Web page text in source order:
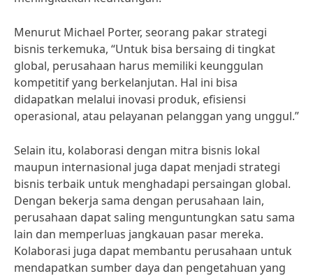
Menurut Michael Porter, seorang pakar strategi
bisnis terkemuka, “Untuk bisa bersaing di tingkat
global, perusahaan harus memiliki keunggulan
kompetitif yang berkelanjutan. Hal ini bisa
didapatkan melalui inovasi produk, efisiensi
operasional, atau pelayanan pelanggan yang unggul.”
Selain itu, kolaborasi dengan mitra bisnis lokal
maupun internasional juga dapat menjadi strategi
bisnis terbaik untuk menghadapi persaingan global.
Dengan bekerja sama dengan perusahaan lain,
perusahaan dapat saling menguntungkan satu sama
lain dan memperluas jangkauan pasar mereka.
Kolaborasi juga dapat membantu perusahaan untuk
mendapatkan sumber daya dan pengetahuan yang